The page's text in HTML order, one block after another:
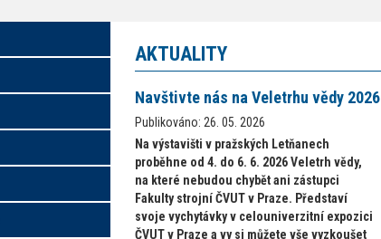
AKTUALITY
Navštivte nás na Veletrhu vědy 2026
Publikováno: 26. 05. 2026
Na výstavišti v pražských Letňanech
proběhne od 4. do 6. 6. 2026 Veletrh vědy,
na které nebudou chybět ani zástupci
Fakulty strojní ČVUT v Praze. Představí
svoje vychytávky v celouniverzitní expozici
ČVUT v Praze a vy si můžete vše vyzkoušet